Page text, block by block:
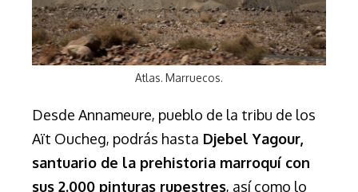
Atlas. Marruecos.
Desde Annameure, pueblo de la tribu de los
Aït Oucheg, podrás hasta Djebel Yagour,
santuario de la prehistoria marroquí con
sus 2.000 pinturas rupestres, así como lo